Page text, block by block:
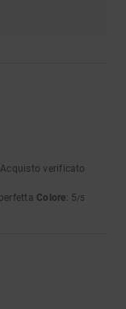
Acquisto verificato
Colore: 5/5